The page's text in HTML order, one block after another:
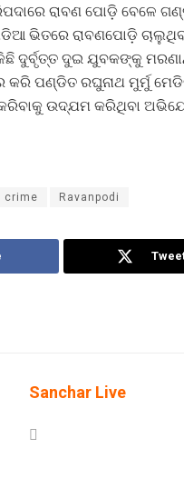
ରାବଣ ପୋଡ଼ି ବେଳେ
ଭିତରେ ରାବଣପୋଡ଼ି
ଦୁର୍ବୃତ୍ତ ଦୁଇ ଯୁବକଙ୍କୁ
କରି ପଣ୍ଡିତ ରଘୁନାଥ ମୁର୍ମୁ
ଉଦ୍ଯମ କରିଥିବା
crime Ravanpodi
Sanchar Live